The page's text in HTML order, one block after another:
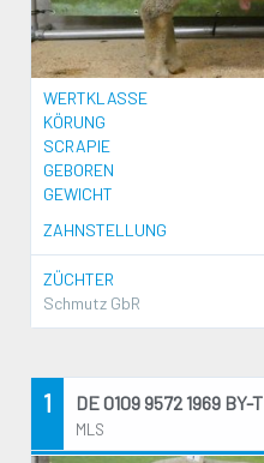
WERTKLASSE
KÖRUNG
SCRAPIE
GEBOREN
GEWICHT
ZAHNSTELLUNG
ZÜCHTER
Schmutz GbR
1 DE 0109 9572 1969 BY-T
MLS